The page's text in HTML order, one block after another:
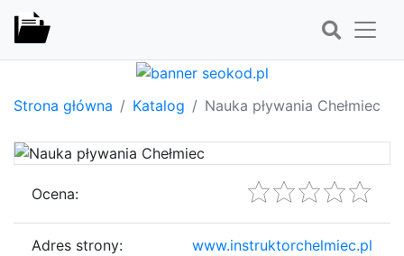
Strona główna Katalog Nauka pływania Chełmiec
Ocena:
Adres strony: www.instruktorchelmiec.pl